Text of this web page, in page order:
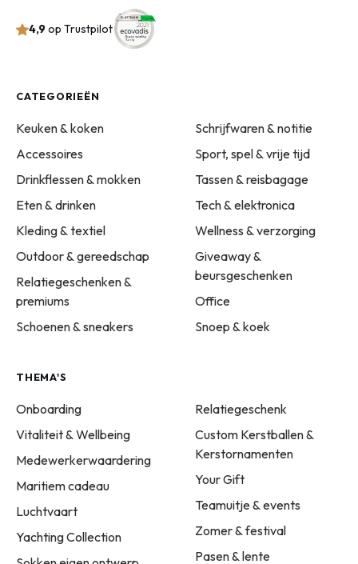
4,9op Trustpilot
CATEGORIEËN
Keuken & koken
Accessoires
Drinkflessen & mokken
Eten & drinken
Kleding & textiel
Outdoor & gereedschap
Relatiegeschenken &
premiums
Schoenen & sneakers
Schrijfwaren & notitie
Sport, spel & vrije tijd
Tassen & reisbagage
Tech & elektronica
Wellness & verzorging
Giveaway &
beursgeschenken
Office
Snoep & koek
THEMA'S
Onboarding
Vitaliteit & Wellbeing
Medewerkerwaardering
Maritiem cadeau
Luchtvaart
Yachting Collection
Relatiegeschenk
Custom Kerstballen &
Kerstornamenten
Your Gift
Teamuitje & events
Zomer & festival
Pasen & lente